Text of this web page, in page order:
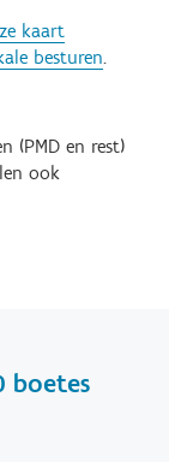
kaart
besturen.
(PMD en rest)
ook
boetes